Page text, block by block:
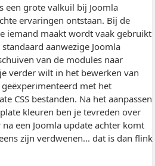
een grote valkuil bij Joomla
ervaringen ontstaan. Bij de
iemand maakt wordt vaak gebruikt
aanwezige Joomla
van de modules naar
verder wilt in het bewerken van
met het
CSS bestanden. Na het aanpassen
kleuren ben je tevreden over
een Joomla update achter komt
zijn verdwenen... dat is dan flink